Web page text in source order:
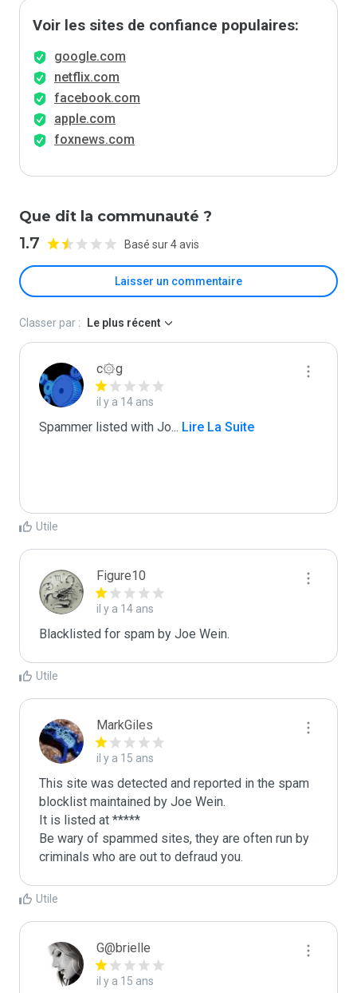
Voir les sites de confiance populaires:
google.com
netflix.com
facebook.com
apple.com
foxnews.com
Que dit la communauté ?
1.7 Basé sur 4 avis
Laisser un commentaire
Classer par : Le plus récent
c۞g
il y a 14 ans
Spammer listed with Jo... Lire La Suite
Utile
Figure10
il y a 14 ans
Blacklisted for spam by Joe Wein.
Utile
MarkGiles
il y a 15 ans
This site was detected and reported in the spam
blocklist maintained by Joe Wein.
It is listed at *****
Be wary of spammed sites, they are often run by
criminals who are out to defraud you.
Utile
G@brielle
il y a 15 ans